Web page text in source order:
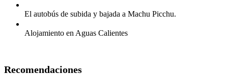
El autobús de subida y bajada a Machu Picchu.
Alojamiento en Aguas Calientes
Recomendaciones